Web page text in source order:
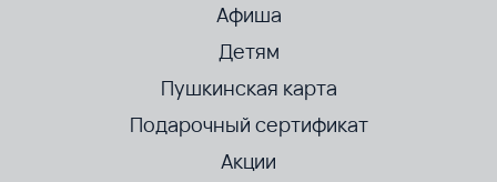
Афиша
Детям
Пушкинская карта
Подарочный сертификат
Акции